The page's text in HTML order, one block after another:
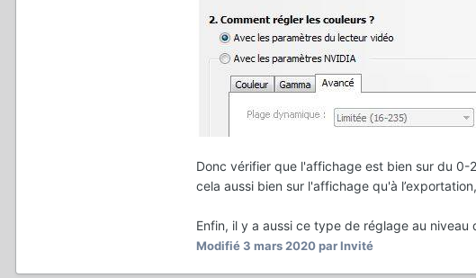
Donc vérifier que l'affichage est bien sur du
cela aussi bien sur l'affichage qu'à
Enfin, il y a aussi ce type de réglage au niveau
Modifié3 mars 2020par Invité